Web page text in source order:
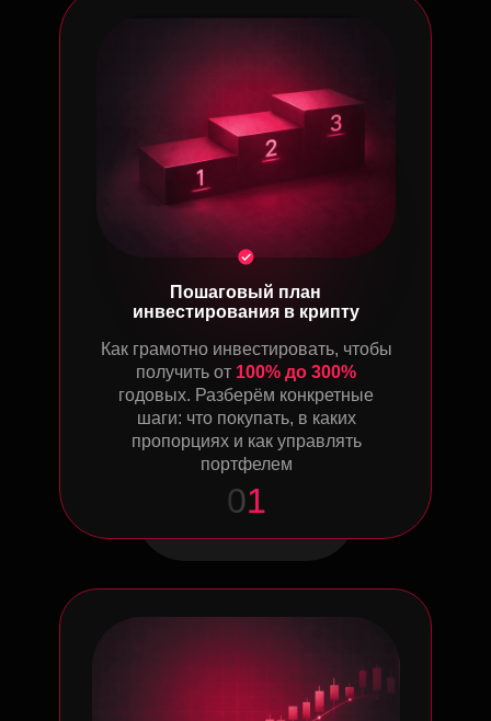
Как грамотно инвестировать, чтобы
получить от 100% до 300%
годовых. Разберём конкретные
шаги: что покупать, в каких
пропорциях и как управлять
портфелем
Пошаговый план
инвестирования в крипту
01